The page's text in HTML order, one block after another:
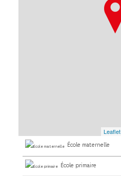
Leaflet
École maternelle
École primaire